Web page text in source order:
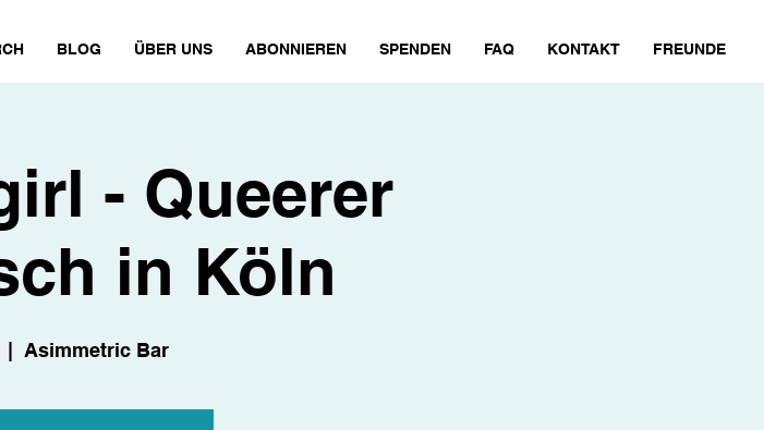
BLOG ÜBER UNS ABONNIEREN SPENDEN FAQ KONTAKT FREUNDE
- Queerer
in Köln
|
Asimmetric Bar